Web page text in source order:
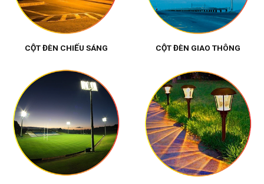
CỘT ĐÈN CHIẾU SÁNG CỘT ĐÈN GIAO THÔNG